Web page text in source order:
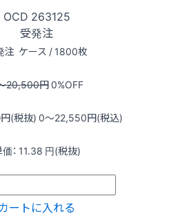
OCD 263125
受発注
注 ケース / 1800枚
20,500円0%OFF
円(税抜) 0〜22,550円(税込)
： 11.38 円(税抜)
カートに入れる